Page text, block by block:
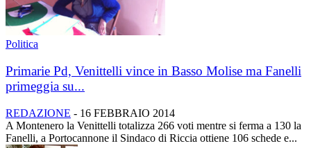
Politica
Primarie Pd, Venittelli vince in Basso Molise ma Fanelli
primeggia su...
REDAZIONE - 16 FEBBRAIO 2014
A Montenero la Venittelli totalizza 266 voti mentre si ferma a 130 la
Fanelli, a Portocannone il Sindaco di Riccia ottiene 106 schede e...